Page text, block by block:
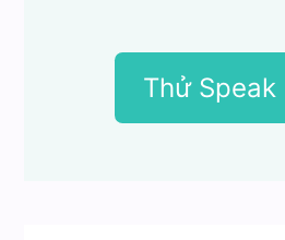
Thử Speak